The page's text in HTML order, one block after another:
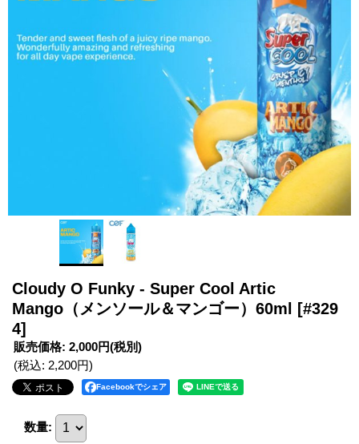
Cloudy O Funky - Super Cool Artic
Mango（メンソール＆マンゴー）60ml [#329
4]
販売価格: 2,000円(税別)
(税込: 2,200円)
Facebookでシェア
数量: